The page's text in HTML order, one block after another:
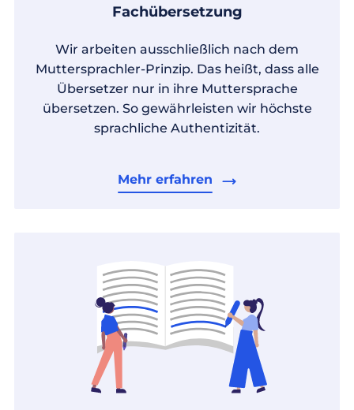
Fachübersetzung
Wir arbeiten ausschließlich nach dem
Muttersprachler-Prinzip. Das heißt, dass alle
Übersetzer nur in ihre Muttersprache
übersetzen. So gewährleisten wir höchste
sprachliche Authentizität.
Mehr erfahren